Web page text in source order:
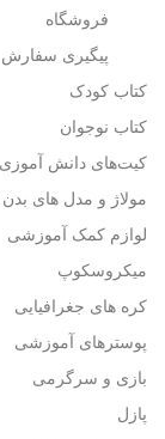
فروشگاه
پیگیری سفارش
کتاب کودک
کتاب نوجوان
کیت‌های دانش
مولاژ و مدل های بدن
لوازم کمک آموزشی
میکروسکوپ
کره های جغرافیایی
پوسترهای آموزشی
بازی و سرگرمی
پازل